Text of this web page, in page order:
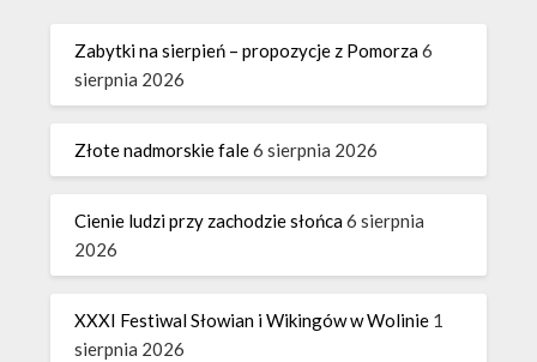
Zabytki na sierpień – propozycje z Pomorza6
sierpnia 2026
Złote nadmorskie fale6 sierpnia 2026
Cienie ludzi przy zachodzie słońca6 sierpnia
2026
XXXI Festiwal Słowian i Wikingów w Wolinie 1
sierpnia 2026